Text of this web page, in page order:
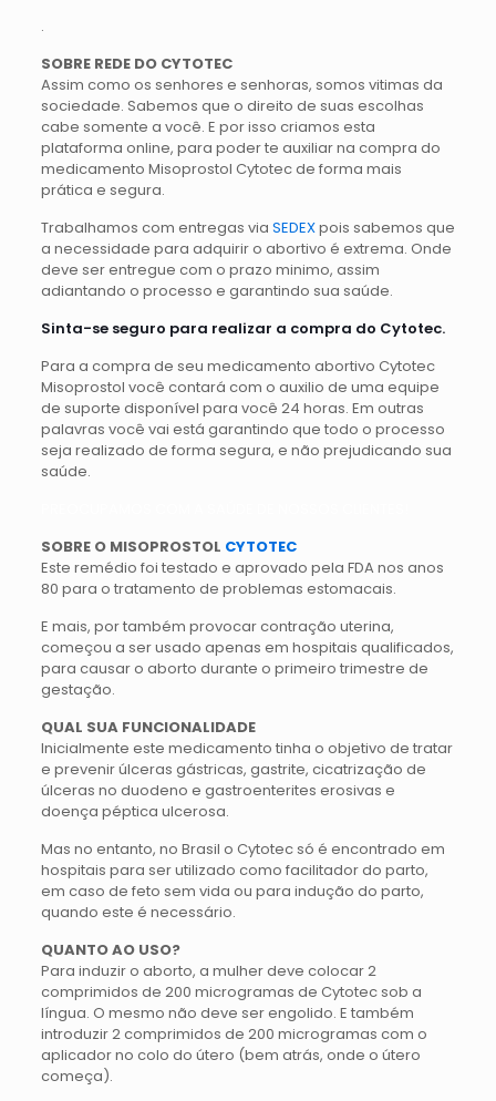
.
SOBRE REDE DO CYTOTEC
Assim como os senhores e senhoras, somos vitimas da
sociedade. Sabemos que o direito de suas escolhas
cabe somente a você. E por isso criamos esta
plataforma online, para poder te auxiliar na compra do
medicamento Misoprostol Cytotec de forma mais
prática e segura.
Trabalhamos com entregas via SEDEXpois sabemos que
a necessidade para adquirir o abortivo é extrema. Onde
deve ser entregue com o prazo minimo, assim
adiantando o processo e garantindo sua saúde.
Sinta-se seguro para realizar a compra do Cytotec.
Para a compra de seu medicamento abortivo Cytotec
Misoprostol você contará com o auxilio de uma equipe
de suporte disponível para você 24 horas. Em outras
palavras você vai está garantindo que todo o processo
seja realizado de forma segura, e não prejudicando sua
saúde.
SOBRE O MISOPROSTOL CYTOTEC
Este remédio foi testado e aprovado pela FDA nos anos
80 para o tratamento de problemas estomacais.
E mais, por também provocar contração uterina,
começou a ser usado apenas em hospitais qualificados,
para causar o aborto durante o primeiro trimestre de
gestação.
QUAL SUA FUNCIONALIDADE
Inicialmente este medicamento tinha o objetivo de tratar
e prevenir úlceras gástricas, gastrite, cicatrização de
úlceras no duodeno e gastroenterites erosivas e
doença péptica ulcerosa.
Mas no entanto, no Brasil o Cytotec só é encontrado em
hospitais para ser utilizado como facilitador do parto,
em caso de feto sem vida ou para indução do parto,
quando este é necessário.
QUANTO AO USO?
Para induzir o aborto, a mulher deve colocar 2
comprimidos de 200 microgramas de Cytotec sob a
língua. O mesmo não deve ser engolido. E também
introduzir 2 comprimidos de 200 microgramas com o
aplicador no colo do útero (bem atrás, onde o útero
começa).